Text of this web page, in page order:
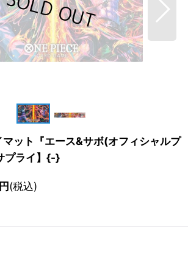
マット『エース&サボ(オフィシャルプ
プライ】{-}
円(税込)